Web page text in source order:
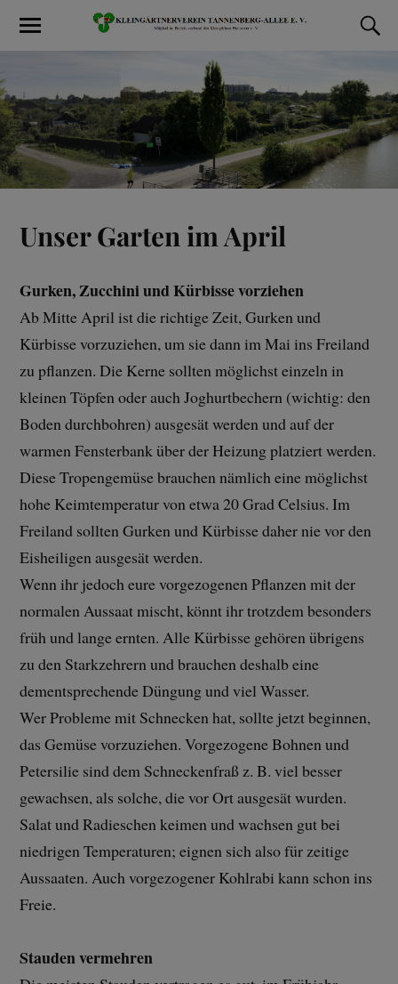
Unser Garten im April
Gurken, Zucchini und Kürbisse vorziehen
Ab Mitte April ist die richtige Zeit, Gurken und
Kürbisse vorzuziehen, um sie dann im Mai ins Freiland
zu pflanzen. Die Kerne sollten möglichst einzeln in
kleinen Töpfen oder auch Joghurtbechern (wichtig: den
Boden durchbohren) ausgesät werden und auf der
warmen Fensterbank über der Heizung platziert werden.
Diese Tropengemüse brauchen nämlich eine möglichst
hohe Keimtemperatur von etwa 20 Grad Celsius. Im
Freiland sollten Gurken und Kürbisse daher nie vor den
Eisheiligen ausgesät werden.
Wenn ihr jedoch eure vorgezogenen Pflanzen mit der
normalen Aussaat mischt, könnt ihr trotzdem besonders
früh und lange ernten. Alle Kürbisse gehören übrigens
zu den Starkzehrern und brauchen deshalb eine
dementsprechende Düngung und viel Wasser.
Wer Probleme mit Schnecken hat, sollte jetzt beginnen,
das Gemüse vorzuziehen. Vorgezogene Bohnen und
Petersilie sind dem Schneckenfraß z. B. viel besser
gewachsen, als solche, die vor Ort ausgesät wurden.
Salat und Radieschen keimen und wachsen gut bei
niedrigen Temperaturen; eignen sich also für zeitige
Aussaaten. Auch vorgezogener Kohlrabi kann schon ins
Freie.
Stauden vermehren